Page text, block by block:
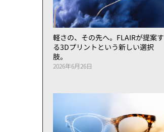
軽さの、その先へ。FLAIRが提案す
る3Dプリントという新しい選択
肢。
2026年6月26日